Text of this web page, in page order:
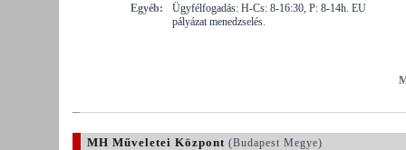
Egyéb:
Ügyfélfogadás: H-Cs: 8-16:30, P: 8-14h. EU
pályázat menedzselés.
MH Műveletei Központ (Budapest Megye)